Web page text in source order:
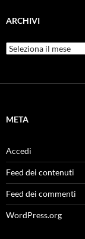
ARCHIVI
Archivi
META
Accedi
Feed dei contenuti
Feed dei commenti
WordPress.org